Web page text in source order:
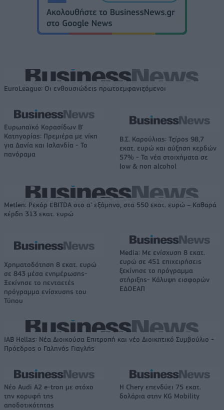
EuroLeague: Οι ενθουσιώδεις πρωτοεμφανιζόμενοι
Ευρωπαϊκό Κορασίδων Β'
Κατηγορίας: Πρεμιέρα με νίκη
για Δανία και Ισλανδία - Το
πανόραμα
Β.Σ. Καρούλιας: Τζίρος 98,7
εκατ. ευρώ και αύξηση κερδών
57% - Τα νέα στοιχήματα σε
low & non alcohol
Metlen: Ρεκόρ EBITDA στο α' εξάμηνο, στα 550 εκατ. ευρώ – Καθαρά
κέρδη 313 εκατ. ευρώ
Χρηματοδότηση 8 εκατ. ευρώ
σε 843 μέσα ενημέρωσης-
Ξεκίνησε το πενταετές
πρόγραμμα ενίσχυσης του
Τύπου
Media: Με ενίσχυση 8 εκατ.
ευρώ σε 451 επιχειρήσεις
ξεκίνησε το πρόγραμμα
στήριξης- Κάλυψη εισφορών
ΕΔΟΕΑΠ
IAB Hellas: Νέα Διοικούσα Επιτροπή και νέο Διοικητικό Συμβούλιο -
Πρόεδρος ο Γαληνός Γιαγλής
Νέο Audi A2 e-tron με στόχο
την κορυφή της
αποδοτικότητας
Η Chery επενδύει 75 εκατ.
δολάρια στην KG Mobility